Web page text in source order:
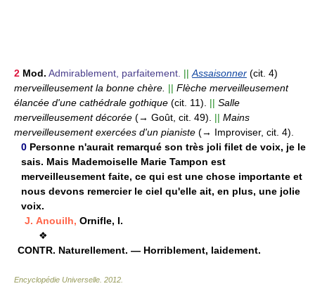
2 Mod. Admirablement, parfaitement. || Assaisonner (cit. 4)
merveilleusement la bonne chère. || Flèche merveilleusement
élancée d'une cathédrale gothique (cit. 11). || Salle
merveilleusement décorée (→ Goût, cit. 49). || Mains
merveilleusement exercées d'un pianiste (→ Improviser, cit. 4).
0 Personne n'aurait remarqué son très joli filet de voix, je le
sais. Mais Mademoiselle Marie Tampon est
merveilleusement faite, ce qui est une chose importante et
nous devons remercier le ciel qu'elle ait, en plus, une jolie
voix.
J. Anouilh, Ornifle, I.
❖
CONTR. Naturellement. — Horriblement, laidement.
Encyclopédie Universelle 2012